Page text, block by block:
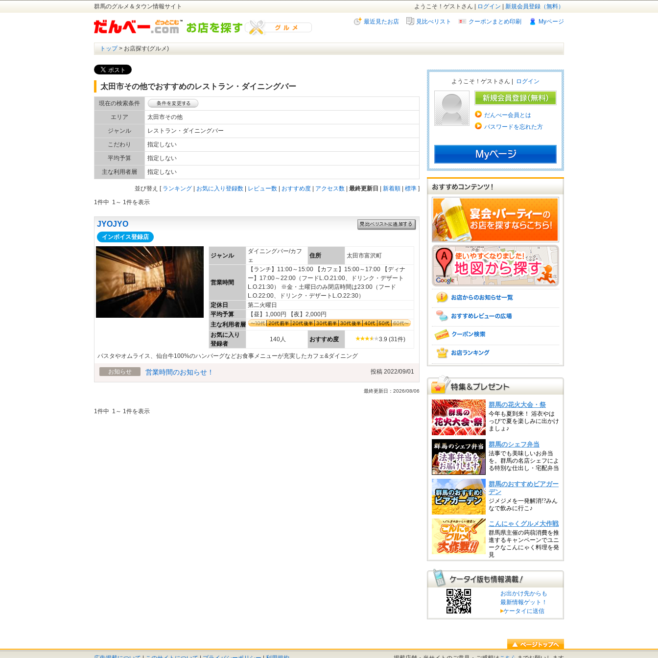
群馬のグルメ＆タウン情報サイト 新規会員登録（無料）
ログイン
ようこそ！ゲストさん |
Myページ
クーポンまとめ印刷
見比べリスト
最近見たお店
トップ> お店探す(グルメ)
太田市その他でおすすめのレストラン・ダイニングバー
現在の検索条件
エリア
太田市その他
ジャンル
レストラン・ダイニングバー
こだわり
指定しない
平均予算
指定しない
主な利用者層
指定しない
]
標準
新着順
最終更新日
アクセス数
おすすめ度
レビュー数
お気に入り登録数
ランキング
[
並び替え
1件中 1～ 1件を表示
JYOJYO
インボイス登録店
ジャンル
ダイニングバー/カフ
ェ
住所 太田市富沢町
営業時間
【ランチ】11:00～15:00 【カフェ】15:00～17:00 【ディナ
ー】17:00～22:00（フードL.O.21:00、ドリンク・デザート
L.O.21:30） ※金・土曜日のみ閉店時間は23:00（フード
L.O.22:00、ドリンク・デザートL.O.22:30）
定休日
第二火曜日
平均予算
【昼】1,000円 【夜】2,000円
主な利用者層
お気に入り
登録者
140人 おすすめ度 3.9 (31件)
パスタやオムライス、仙台牛100%のハンバーグなどお食事メニューが充実したカフェ&ダイニング
お知らせ 営業時間のお知らせ！ 投稿 2022/09/01
最終更新日：2026/08/06
1件中 1～ 1件を表示
ようこそ！ゲストさん | ログイン
だんべー会員とは
パスワードを忘れた方
お出かけ先からも
最新情報ゲット！
ケータイに送信